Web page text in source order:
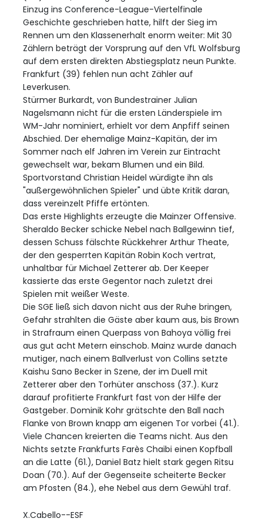
Einzug ins Conference-League-Viertelfinale
Geschichte geschrieben hatte, hilft der Sieg im
Rennen um den Klassenerhalt enorm weiter: Mit 30
Zählern beträgt der Vorsprung auf den VfL Wolfsburg
auf dem ersten direkten Abstiegsplatz neun Punkte.
Frankfurt (39) fehlen nun acht Zähler auf
Leverkusen.
Stürmer Burkardt, von Bundestrainer Julian
Nagelsmann nicht für die ersten Länderspiele im
WM-Jahr nominiert, erhielt vor dem Anpfiff seinen
Abschied. Der ehemalige Mainz-Kapitän, der im
Sommer nach elf Jahren im Verein zur Eintracht
gewechselt war, bekam Blumen und ein Bild.
Sportvorstand Christian Heidel würdigte ihn als
"außergewöhnlichen Spieler" und übte Kritik daran,
dass vereinzelt Pfiffe ertönten.
Das erste Highlights erzeugte die Mainzer Offensive.
Sheraldo Becker schicke Nebel nach Ballgewinn tief,
dessen Schuss fälschte Rückkehrer Arthur Theate,
der den gesperrten Kapitän Robin Koch vertrat,
unhaltbar für Michael Zetterer ab. Der Keeper
kassierte das erste Gegentor nach zuletzt drei
Spielen mit weißer Weste.
Die SGE ließ sich davon nicht aus der Ruhe bringen,
Gefahr strahlten die Gäste aber kaum aus, bis Brown
in Strafraum einen Querpass von Bahoya völlig frei
aus gut acht Metern einschob. Mainz wurde danach
mutiger, nach einem Ballverlust von Collins setzte
Kaishu Sano Becker in Szene, der im Duell mit
Zetterer aber den Torhüter anschoss (37.). Kurz
darauf profitierte Frankfurt fast von der Hilfe der
Gastgeber. Dominik Kohr grätschte den Ball nach
Flanke von Brown knapp am eigenen Tor vorbei (41.).
Viele Chancen kreierten die Teams nicht. Aus den
Nichts setzte Frankfurts Farès Chaibi einen Kopfball
an die Latte (61.), Daniel Batz hielt stark gegen Ritsu
Doan (70.). Auf der Gegenseite scheiterte Becker
am Pfosten (84.), ehe Nebel aus dem Gewühl traf.
X.Cabello--ESF